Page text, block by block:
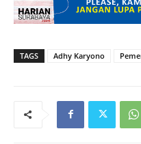
TAGS Adhy Karyono